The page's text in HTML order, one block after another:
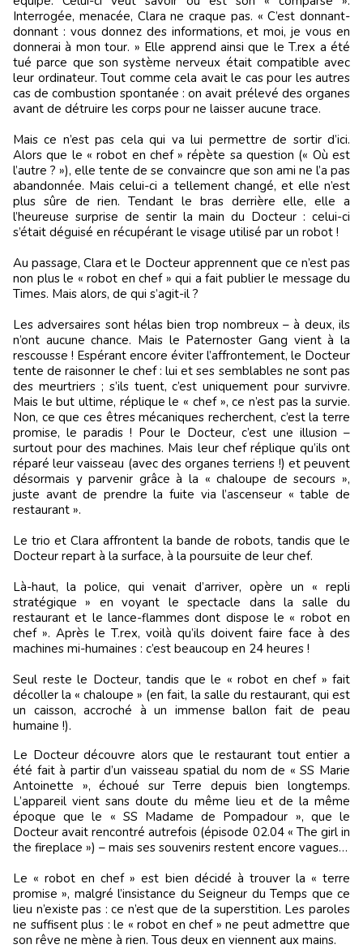
Interrogée, menacée, Clara ne craque pas. « C’est donnant-
donnant : vous donnez des informations, et moi, je vous en
donnerai à mon tour. » Elle apprend ainsi que le T.rex a été
tué parce que son système nerveux était compatible avec
leur ordinateur. Tout comme cela avait le cas pour les autres
cas de combustion spontanée : on avait prélevé des organes
avant de détruire les corps pour ne laisser aucune trace.
Mais ce n’est pas cela qui va lui permettre de sortir d’ici.
Alors que le « robot en chef » répète sa question (« Où est
l’autre ? »), elle tente de se convaincre que son ami ne l’a pas
abandonnée. Mais celui-ci a tellement changé, et elle n’est
plus sûre de rien. Tendant le bras derrière elle, elle a
l’heureuse surprise de sentir la main du Docteur : celui-ci
s’était déguisé en récupérant le visage utilisé par un robot !
Au passage, Clara et le Docteur apprennent que ce n’est pas
non plus le « robot en chef » qui a fait publier le message du
Times. Mais alors, de qui s’agit-il ?
Les adversaires sont hélas bien trop nombreux – à deux, ils
n’ont aucune chance. Mais le Paternoster Gang vient à la
rescousse ! Espérant encore éviter l’affrontement, le Docteur
tente de raisonner le chef : lui et ses semblables ne sont pas
des meurtriers ; s’ils tuent, c’est uniquement pour survivre.
Mais le but ultime, réplique le « chef », ce n’est pas la survie.
Non, ce que ces êtres mécaniques recherchent, c’est la terre
promise, le paradis ! Pour le Docteur, c’est une illusion –
surtout pour des machines. Mais leur chef réplique qu’ils ont
réparé leur vaisseau (avec des organes terriens !) et peuvent
désormais y parvenir grâce à la « chaloupe de secours »,
juste avant de prendre la fuite via l’ascenseur « table de
restaurant ».
Le trio et Clara affrontent la bande de robots, tandis que le
Docteur repart à la surface, à la poursuite de leur chef.
Là-haut, la police, qui venait d’arriver, opère un « repli
stratégique » en voyant le spectacle dans la salle du
restaurant et le lance-flammes dont dispose le « robot en
chef ». Après le T.rex, voilà qu’ils doivent faire face à des
machines mi-humaines : c’est beaucoup en 24 heures !
Seul reste le Docteur, tandis que le « robot en chef » fait
décoller la « chaloupe » (en fait, la salle du restaurant, qui est
un caisson, accroché à un immense ballon fait de peau
humaine !).
Le Docteur découvre alors que le restaurant tout entier a
été fait à partir d’un vaisseau spatial du nom de « SS Marie
Antoinette », échoué sur Terre depuis bien longtemps.
L’appareil vient sans doute du même lieu et de la même
époque que le « SS Madame de Pompadour », que le
Docteur avait rencontré autrefois (épisode 02.04 « The girl in
the fireplace ») – mais ses souvenirs restent encore vagues…
Le « robot en chef » est bien décidé à trouver la « terre
promise », malgré l’insistance du Seigneur du Temps que ce
lieu n’existe pas : ce n’est que de la superstition. Les paroles
ne suffisent plus : le « robot en chef » ne peut admettre que
son rêve ne mène à rien. Tous deux en viennent aux mains.